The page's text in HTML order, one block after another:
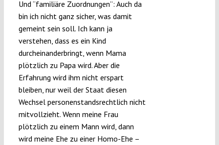
Und “familiäre Zuordnungen”: Auch da
bin ich nicht ganz sicher, was damit
gemeint sein soll. Ich kann ja
verstehen, dass es ein Kind
durcheinanderbringt, wenn Mama
plötzlich zu Papa wird. Aber die
Erfahrung wird ihm nicht erspart
bleiben, nur weil der Staat diesen
Wechsel personenstandsrechtlich nicht
mitvollzieht. Wenn meine Frau
plötzlich zu einem Mann wird, dann
wird meine Ehe zu einer Homo-Ehe –